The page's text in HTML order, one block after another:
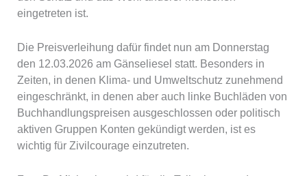
eingetreten ist.
Die Preisverleihung dafür findet nun am Donnerstag
den 12.03.2026 am Gänseliesel statt. Besonders in
Zeiten, in denen Klima- und Umweltschutz zunehmend
eingeschränkt, in denen aber auch linke Buchläden von
Buchhandlungspreisen ausgeschlossen oder politisch
aktiven Gruppen Konten gekündigt werden, ist es
wichtig für Zivilcourage einzutreten.